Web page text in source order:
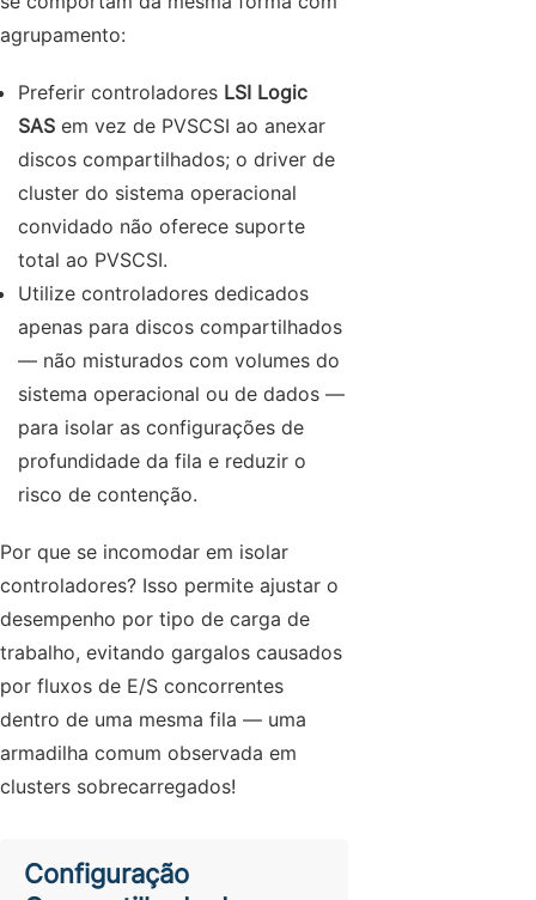
agrupamento:
Preferir controladores LSI Logic
SAS em vez de PVSCSI ao anexar
discos compartilhados; o driver de
cluster do sistema operacional
convidado não oferece suporte
total ao PVSCSI.
Utilize controladores dedicados
apenas para discos compartilhados
— não misturados com volumes do
sistema operacional ou de dados —
para isolar as configurações de
profundidade da fila e reduzir o
risco de contenção.
Por que se incomodar em isolar
controladores? Isso permite ajustar o
desempenho por tipo de carga de
trabalho, evitando gargalos causados
por fluxos de E/S concorrentes
dentro de uma mesma fila — uma
armadilha comum observada em
clusters sobrecarregados!
Configuração